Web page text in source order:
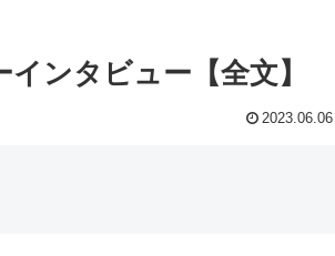
ンタビュー【全文】
2023.06.06